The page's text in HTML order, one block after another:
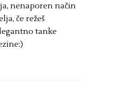
nenaporen način
če režeš
tanke